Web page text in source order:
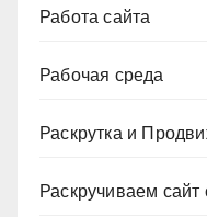
Работа сайта
Рабочая среда
Раскрутка и
Раскручиваем сайт